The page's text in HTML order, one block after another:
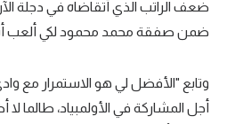
أقسام خاصة
Gamers
ميركاتو
تحقيق في الجول
ضعف الراتب الذي أتقاضاه في دجلة
ضمن صفقة محمد محمود لكي ألعب
وتابع "الأفضل لي هو الاستمرار مع
أجل المشاركة في الأولمبياد، طالما